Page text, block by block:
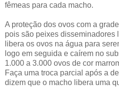
fêmeas para cada macho.
A proteção dos ovos com a
pois são peixes disseminadores
libera os ovos na água para
logo em seguida e caírem no
1.000 a 3.000 ovos de cor
Faça uma troca parcial após a
dizem que o macho libera uma